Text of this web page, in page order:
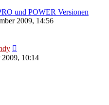
und POWER Versionen
2009, 14:56
10:14